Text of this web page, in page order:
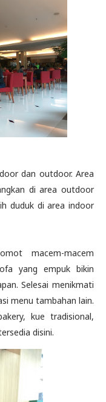
dan outdoor. Area
di area outdoor
duduk di area indoor
macem-macem
yang empuk bikin
Selesai menikmati
menu tambahan lain.
kue tradisional,
disini.